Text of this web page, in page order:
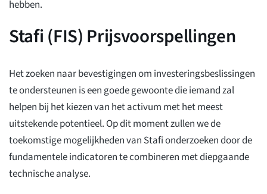
hebben.
Stafi (FIS) Prijsvoorspellingen
Het zoeken naar bevestigingen om investeringsbeslissingen
te ondersteunen is een goede gewoonte die iemand zal
helpen bij het kiezen van het activum met het meest
uitstekende potentieel. Op dit moment zullen we de
toekomstige mogelijkheden van Stafi onderzoeken door de
fundamentele indicatoren te combineren met diepgaande
technische analyse.